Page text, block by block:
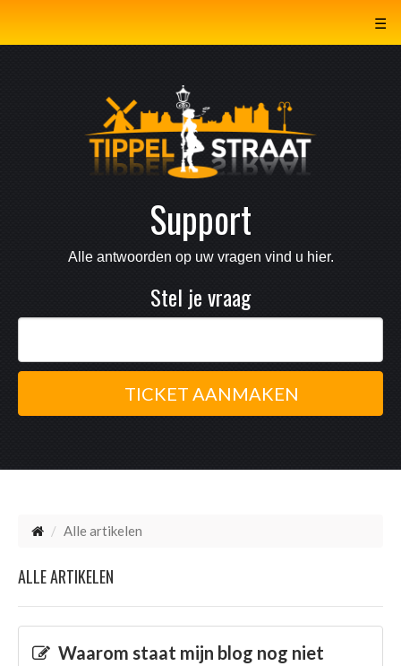
☰
Support
Alle antwoorden op uw vragen vind u hier.
Stel je vraag
Alle artikelen
ALLE ARTIKELEN
Waarom staat mijn blog nog niet